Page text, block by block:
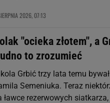
2026, 07:13
"ocieka złotem", a
to zrozumieć
Grbić trzy lata temu
Semeniuka. Teraz
ławce rezerwowych